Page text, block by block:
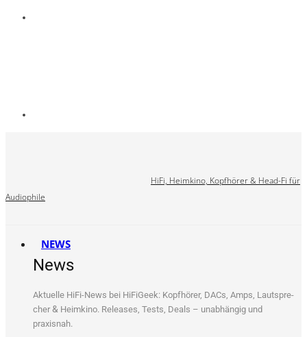
HiFi, Heimkino, Kopfhörer & Head-Fi für
Audiophile
NEWS
News
Aktu­el­le HiFi-News bei HiFi­Ge­ek: Kopf­hö­rer, DACs, Amps, Laut­spre­
cher & Heim­ki­no. Releases, Tests, Deals – unab­hän­gig und
praxisnah.